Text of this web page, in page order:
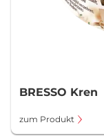
BRESSO Kren
zum Produkt